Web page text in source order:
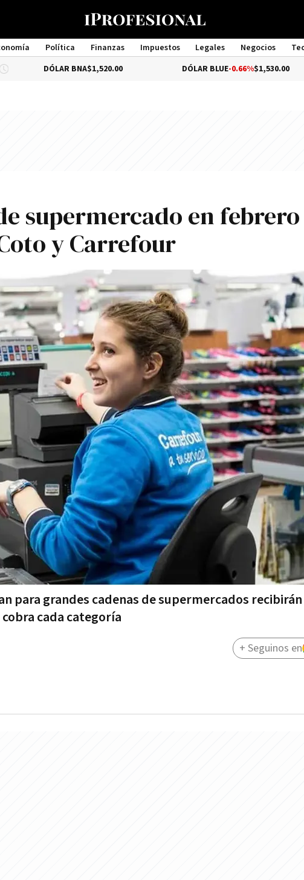
Política Finanzas Impuestos Legales Negocios
Management
DÓLAR BNA$1,520.00 DÓLAR BLUE-0.66%$1,530.00
supermercado en febrero
y Carrefour
para grandes cadenas de supermercados
cada categoría
+ Seguinos en